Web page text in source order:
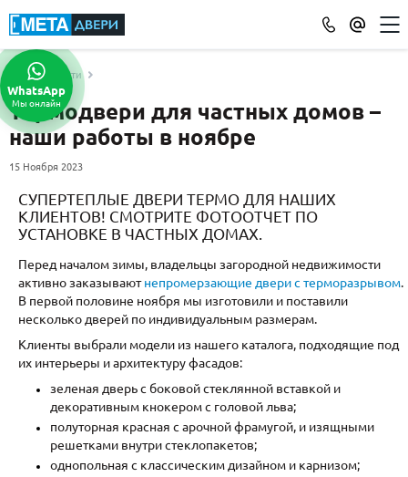
КАТАЛОГ ДВЕРЕЙ
ПО ОТДЕЛКЕ
МДФ(865)
Порошковое напыление
Ламинат(21)
Массив(52)
МДФ наборный(58)
МДФ шпон(119)
С зеркалом(13)
С выдавленным рисунком(35)
С металлобагетом(571)
Белые(108)
С геометрическим рисунком(46)
С реечным дизайном(29)
ПО НАЗНАЧЕНИЮ
Новости
Термодвери для частных домов –
наши работы в ноябре
15 Ноября 2023
СУПЕРТЕПЛЫЕ ДВЕРИ ТЕРМО ДЛЯ НАШИХ
КЛИЕНТОВ! СМОТРИТЕ ФОТООТЧЕТ ПО
УСТАНОВКЕ В ЧАСТНЫХ ДОМАХ.
Перед началом зимы, владельцы загородной недвижимости
активно заказываютнепромерзающие двери с терморазрывом.
В первой половине ноября мы изготовили и поставили
несколько дверей по индивидуальным размерам.
Клиенты выбрали модели из нашего каталога, подходящие под
их интерьеры и архитектуру фасадов:
зеленая дверь с боковой стеклянной вставкой и
декоративным кнокером с головой льва;
полуторная красная с арочной фрамугой, и изящными
решетками внутри стеклопакетов;
однопольная с классическим дизайном и карнизом;
WhatsApp
Мы онлайн